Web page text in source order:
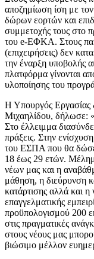
αποζημίωση ίση με
δώρων εορτών και
συμμετοχής τους στο
του e-ΕΦΚΑ. Στους
(επιχειρήσεις) δεν
την έναρξη υποβολής
πλατφόρμα γίνονται
υλοποίησης του
Η Υπουργός Εργασίας
Μιχαηλίδου, δήλωσε:
Στο έλλειμμα
πράξεις. Στην
του ΕΣΠΑ που θα
18 έως 29 ετών.
νέων μας και η
μάθηση, η διεύρυνση
κατάρτισης αλλά και
επαγγελματικής
προϋπολογισμού 200
στις πραγματικές
στους νέους μας
βιώσιμο μέλλον